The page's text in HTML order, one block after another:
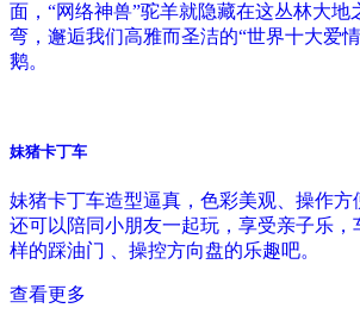
面，“网络神兽”驼羊就隐藏在这丛林大地
弯，邂逅我们高雅而圣洁的“世界十大爱
鹅。
妹猪卡丁车
妹猪卡丁车造型逼真，色彩美观、操作方
还可以陪同小朋友一起玩，享受亲子乐，
样的踩油门 、操控方向盘的乐趣吧。
查看更多